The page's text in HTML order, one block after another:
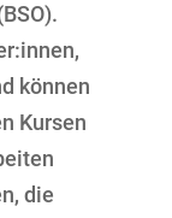
können
Kursen
die